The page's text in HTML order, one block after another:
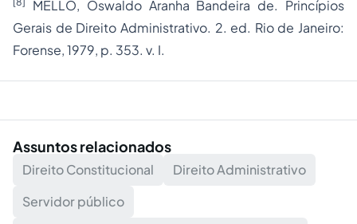
MELLO, Oswaldo Aranha Bandeira de. Princípios
Gerais de Direito Administrativo. 2. ed. Rio de Janeiro:
Forense, 1979, p. 353. v. I.
Assuntos relacionados
Direito Constitucional
Direito Administrativo
Servidor público